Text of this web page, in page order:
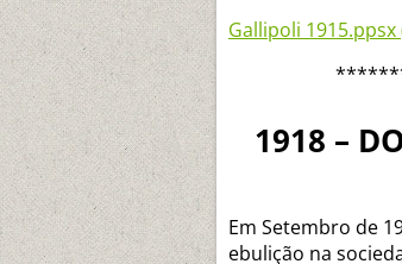
Gallipoli 1915.ppsx
1918 –
Em Setembro de
ebulição na